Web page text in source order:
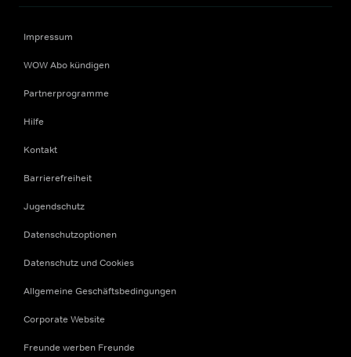
Impressum
WOW Abo kündigen
Partnerprogramme
Hilfe
Kontakt
Barrierefreiheit
Jugendschutz
Datenschutzoptionen
Datenschutz und Cookies
Allgemeine Geschäftsbedingungen
Corporate Website
Freunde werben Freunde